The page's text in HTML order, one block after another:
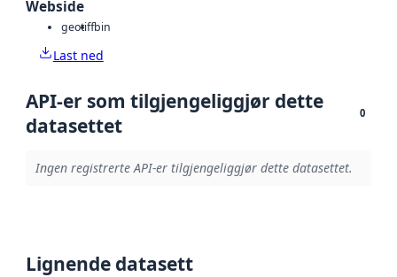
Webside
geotiffbin
Last ned
API-er som tilgjengeliggjør dette
datasettet
0
Ingen registrerte API-er tilgjengeliggjør dette datasettet.
Lignende datasett